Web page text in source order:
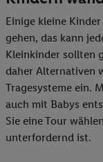
Einige kleine
gehen, das kann
Kleinkinder sollten
daher Alternativen
Tragesysteme ein.
auch mit Babys
Sie eine Tour
unterfordernd ist.